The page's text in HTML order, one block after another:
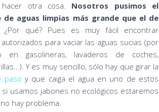
otra cosa. Nosotros pusimos el
de aguas limpias más grande que el de
¿Por qué? Pues es muy fácil encontrar
para vaciar las aguas sucias (por
en gasolineras, lavaderos de coches,
Y es muy sencillo, sólo hay que girar la
paso y que caiga el agua en uno de estos
usamos jabones no ecológicos estaremos
hay problema.